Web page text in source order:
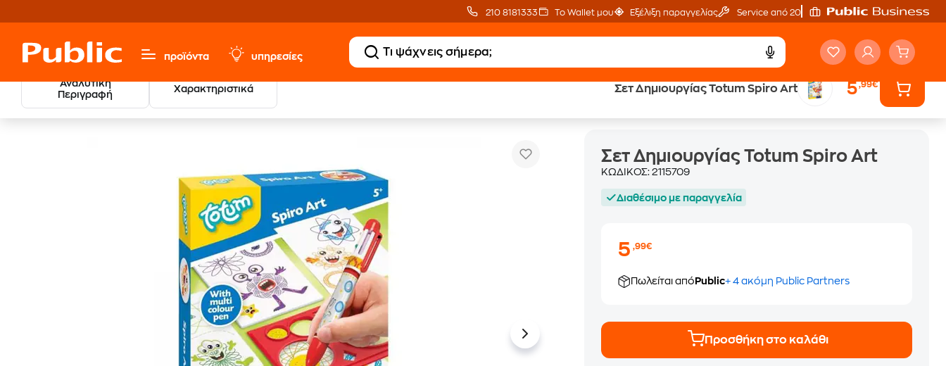
210 8181333 Το Wallet μου Εξέλιξη παραγγελίας Service από 20'
προϊόντα υπηρεσίες
Αναλυτική
Περιγραφή
Χαρακτηριστικά Σετ Δημιουργίας Totum Spiro Art 5,99€
Παιχνίδια & Παιδικά
Σετ Δημιουργίας Totum Spiro Art
ΚΩΔΙΚΟΣ:2115709
Διαθέσιμο με παραγγελία
5,99€
Πωλείται από Public+ 4 ακόμη Public Partners
Προσθήκη στο καλάθι